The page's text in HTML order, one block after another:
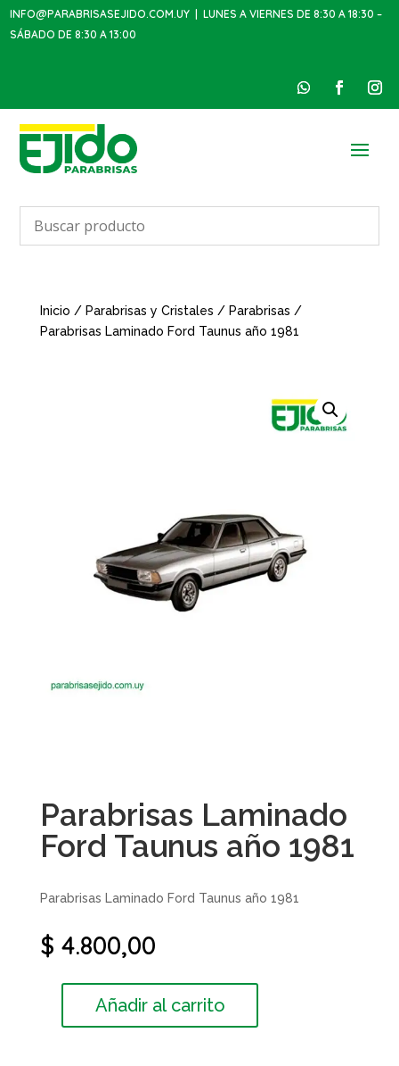
INFO@PARABRISASEJIDO.COM.UY | LUNES A VIERNES DE 8:30 A 18:30 –
SÁBADO DE 8:30 A 13:00
Inicio / Parabrisas y Cristales / Parabrisas /
Parabrisas Laminado Ford Taunus año 1981
Parabrisas Laminado
Ford Taunus año 1981
Parabrisas Laminado Ford Taunus año 1981
$ 4.800,00
ParabrisasAñadir al carrito